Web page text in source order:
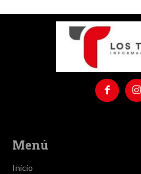
Menú
Inicio